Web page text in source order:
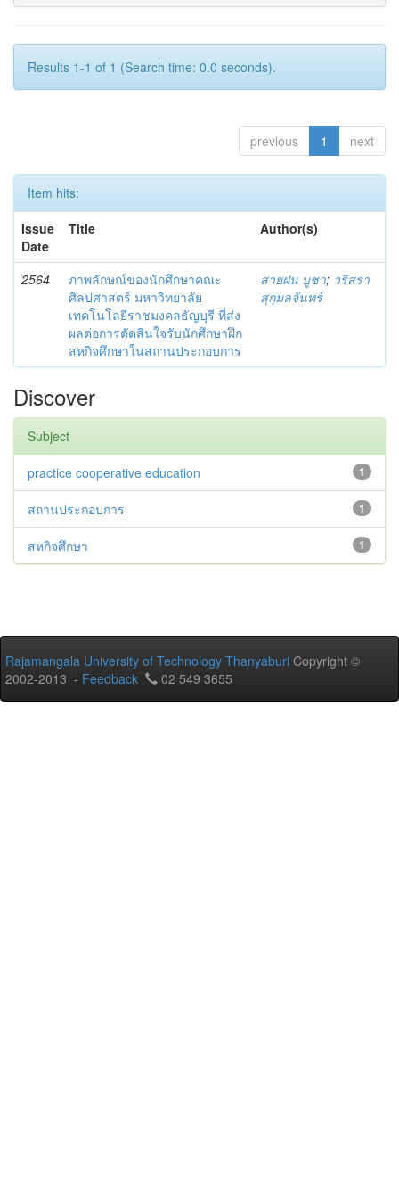
Results 1-1 of 1 (Search time: 0.0 seconds).
previous 1 next
Item hits:
Issue
Date
Title Author(s)
2564
ภาพลักษณ์ของนักศึกษาคณะ
ศิลปศาสตร์ มหาวิทยาลัย
เทคโนโลยีราชมงคลธัญบุรี ที่ส่ง
ผลต่อการตัดสินใจรับนักศึกษาฝึก
สหกิจศึกษาในสถานประกอบการ
สายฝน บูชา; วริสรา
สุกุมลจันทร์
Discover
Subject
1
practice cooperative education
1
สถานประกอบการ
1
สหกิจศึกษา
Rajamangala University of Technology Thanyaburi Copyright ©
2002-2013 - Feedback 02 549 3655